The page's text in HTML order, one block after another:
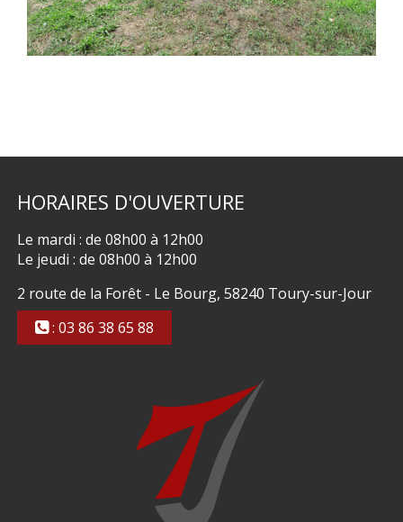
HORAIRES D'OUVERTURE
Le mardi : de 08h00 à 12h00
Le jeudi : de 08h00 à 12h00
2 route de la Forêt - Le Bourg, 58240 Toury-sur-Jour
: 03 86 38 65 88